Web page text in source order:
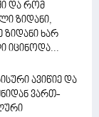
და რომ
ზიდანი,
ზიდანი ხარ
იცინოდა...
ავიწიე და
ვართ-